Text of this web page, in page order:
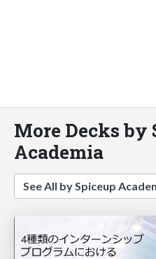
More Decks by
Academia
See All by Spiceup